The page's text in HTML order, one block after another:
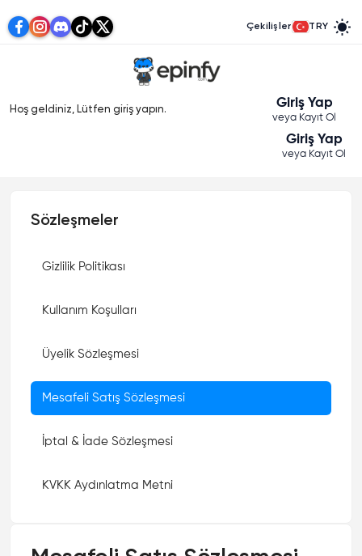
Çekilişler TRY
Hoş geldiniz, Lütfen giriş yapın. Giriş Yap
veya Kayıt Ol
Giriş Yap
veya Kayıt Ol
Sözleşmeler
Gizlilik Politikası
Kullanım Koşulları
Üyelik Sözleşmesi
Mesafeli Satış Sözleşmesi
İptal & İade Sözleşmesi
KVKK Aydınlatma Metni